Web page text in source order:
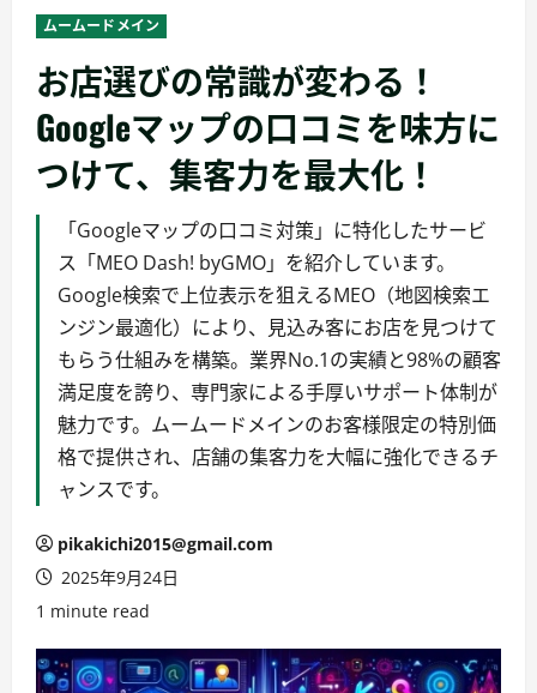
ニ
ュ
ー
ムームードメイン
お店選びの常識が変わる！
Googleマップの口コミを味方に
つけて、集客力を最大化！
「Googleマップの口コミ対策」に特化したサービ
ス「MEO Dash! byGMO」を紹介しています。
Google検索で上位表示を狙えるMEO（地図検索エ
ンジン最適化）により、見込み客にお店を見つけて
もらう仕組みを構築。業界No.1の実績と98%の顧客
満足度を誇り、専門家による手厚いサポート体制が
魅力です。ムームードメインのお客様限定の特別価
格で提供され、店舗の集客力を大幅に強化できるチ
ャンスです。
pikakichi2015@gmail.com
2025年9月24日
1 minute read